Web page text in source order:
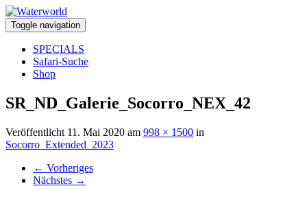
Toggle navigation
SPECIALS
Safari-Suche
Shop
SR_ND_Galerie_Socorro_NEX_42
Veröffentlicht 11. Mai 2020 am 998 × 1500 in
Socorro_Extended_2023
← Vorheriges
Nächstes →